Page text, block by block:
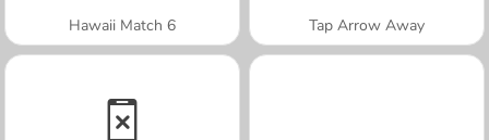
Hawaii Match 6 Tap Arrow Away